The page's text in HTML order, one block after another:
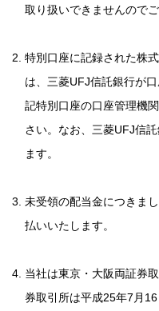
取り扱いできませんのでご
特別口座に記録された株
は、三菱UFJ信託銀行が
記特別口座の口座管理機
さい。なお、三菱UFJ信
ます。
未受領の配当金につきま
払いいたします。
当社は東京・大阪両証券
券取引所は平成25年7月